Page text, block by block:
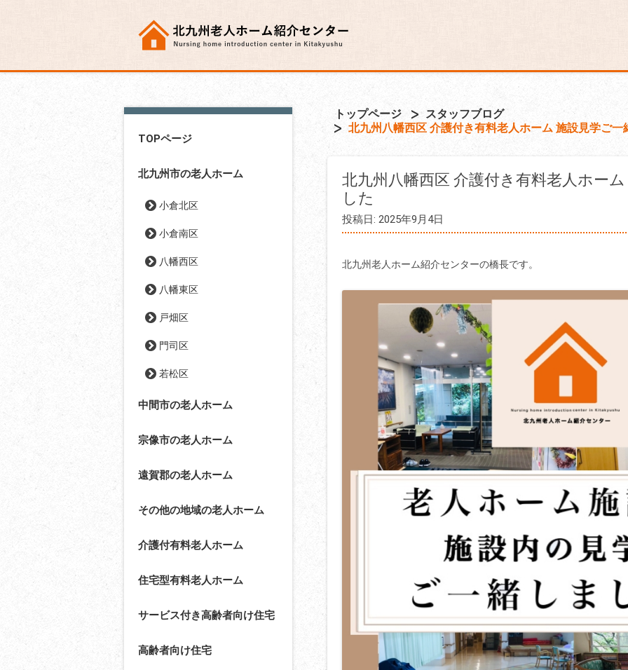
TOPページ
北九州市の老人ホーム
小倉北区
小倉南区
八幡西区
八幡東区
戸畑区
門司区
若松区
中間市の老人ホーム
宗像市の老人ホーム
遠賀郡の老人ホーム
その他の地域の老人ホーム
介護付有料老人ホーム
住宅型有料老人ホーム
サービス付き高齢者向け住宅
高齢者向け住宅
トップページ
スタッフブログ
北九州八幡西区 介護付き有料老人ホーム 施設見学ご一
北九州八幡西区 介護付き有料老人ホー
した
投稿日: 2025年9月4日
北九州老人ホーム紹介センターの橋長です。